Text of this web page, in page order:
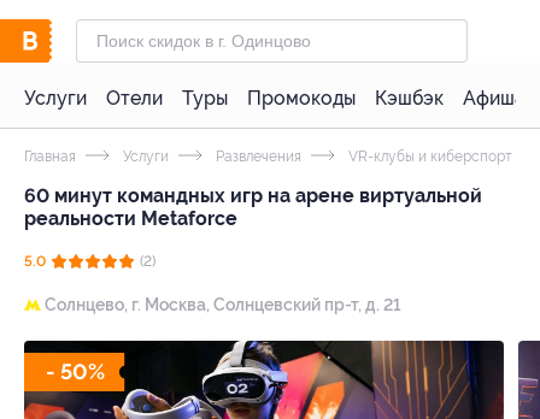
Услуги Отели Туры Промокоды Кэшбэк Афиша
Главная Услуги Развлечения VR-клубы и киберспорт
60 минут командных игр на арене виртуальной
реальности Metaforce
5.0 (2)
Солнцево, г. Москва, Солнцевский пр-т, д. 21
- 50%